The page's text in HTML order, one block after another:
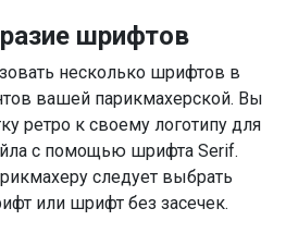
шрифтов
несколько шрифтов в
вашей парикмахерской. Вы
ретро к своему логотипу для
с помощью шрифта Serif.
следует выбрать
или шрифт без засечек.